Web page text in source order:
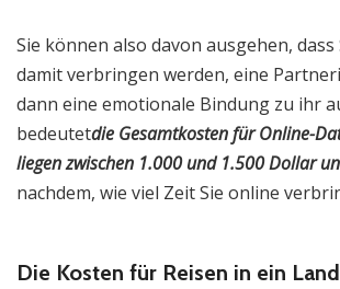
Sie können also davon ausgehen, dass
damit verbringen werden, eine
dann eine emotionale Bindung zu ihr
bedeutetdie Gesamtkosten für Online-
liegen zwischen 1.000 und 1.500 Dollar
nachdem, wie viel Zeit Sie online
Die Kosten für Reisen in ein